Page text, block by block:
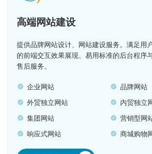
高端网站建设
提供品牌网站设计、网站建设服务。满足用
的前端交互效果展现、易用标准的后台程序
售后服务。
企业网站
品牌网站
外贸独立网站
内贸独立
集团网站
营销型网
响应式网站
商城购物